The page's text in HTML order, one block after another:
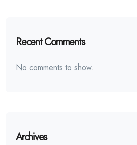
Recent Comments
No comments to show.
Archives